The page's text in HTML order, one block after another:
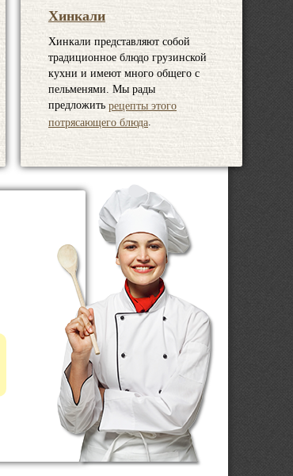
Хинкали
Хинкали представляют собой
традиционное блюдо грузинской
кухни и имеют много общего с
пельменями. Мы рады
предложить рецепты этого
потрясающего блюда